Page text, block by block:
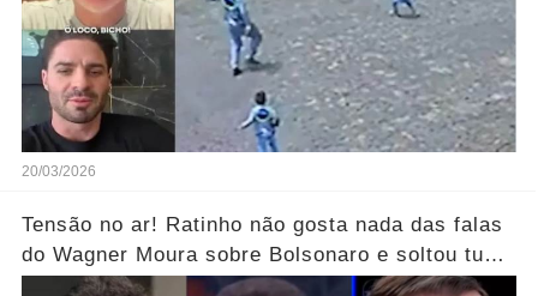
20/03/2026
Tensão no ar! Ratinho não gosta nada das falas
do Wagner Moura sobre Bolsonaro e soltou tudo
sem filtro.... Veja o vídeo